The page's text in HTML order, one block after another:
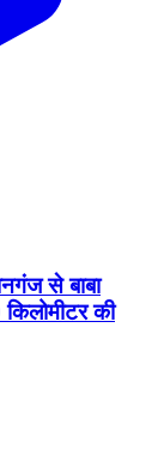
से बाबा
की